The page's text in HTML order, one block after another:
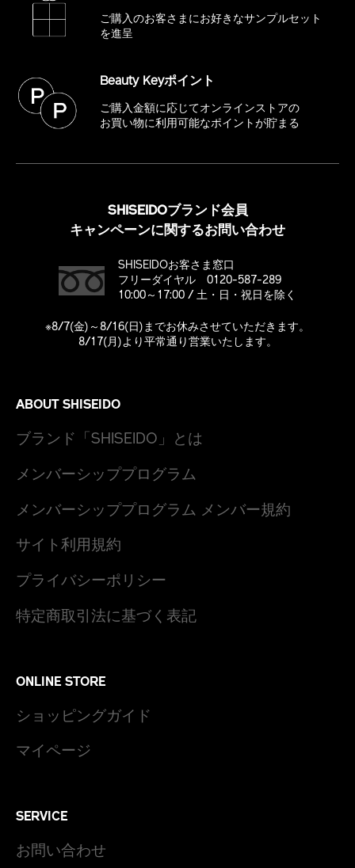
ご購入のお客さまにお好きなサンプルセット
を進呈
Beauty Keyポイント
ご購入金額に応じてオンラインストアの
お買い物に利用可能なポイントが貯まる
SHISEIDOブランド会員
キャンペーンに関するお問い合わせ
SHISEIDOお客さま窓口
フリーダイヤル 0120-587-289
10:00～17:00 / 土・日・祝日を除く
※8/7(金)～8/16(日)までお休みさせていただきます。
8/17(月)より平常通り営業いたします。
ABOUT SHISEIDO
ブランド「SHISEIDO」とは
メンバーシッププログラム
メンバーシッププログラム メンバー規約
サイト利用規約
プライバシーポリシー
特定商取引法に基づく表記
ONLINE STORE
ショッピングガイド
マイページ
SERVICE
お問い合わせ